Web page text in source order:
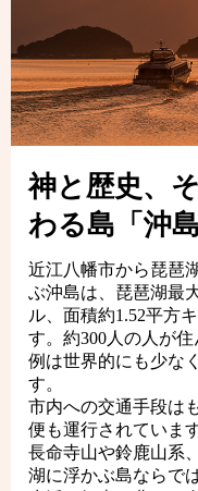
神と歴史、
わる島「沖島
近江八幡市から琵琶
ぶ沖島は、琵琶湖最
ル、面積約1.52平方
す。約300人の人が
例は世界的にも少な
す。
市内への交通手段は
便も運行されています
長命寺山や鈴鹿山系
湖に浮かぶ島ならで